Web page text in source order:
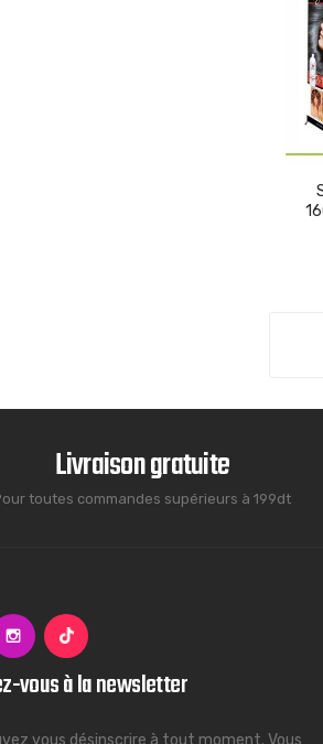
Livraison gratuite
toutes commandes supérieurs à 199dt
vous à la newsletter
vous désinscrire à tout moment. Vous